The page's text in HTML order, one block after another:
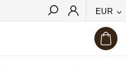
EUR
Hľadať